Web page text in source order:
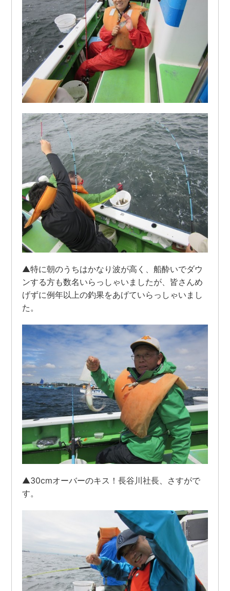
▲特に朝のうちはかなり波が高く、船酔いでダウ
ンする方も数名いらっしゃいましたが、皆さんめ
げずに例年以上の釣果をあげていらっしゃいまし
た。
▲30cmオーバーのキス！長谷川社長、さすがで
す。